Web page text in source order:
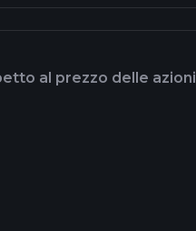
al prezzo delle azioni